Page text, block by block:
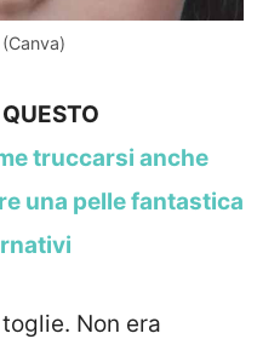
truccarsi anche
una pelle fantastica
Non era